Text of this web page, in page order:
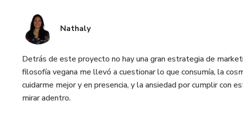
¿Empezamos? 🧡
Nathaly
Detrás de este proyecto no hay una gran estrategia de
filosofía vegana me llevó a cuestionar lo que consumía, la
cuidarme mejor y en presencia, y la ansiedad por cumplir con
mirar adentro.